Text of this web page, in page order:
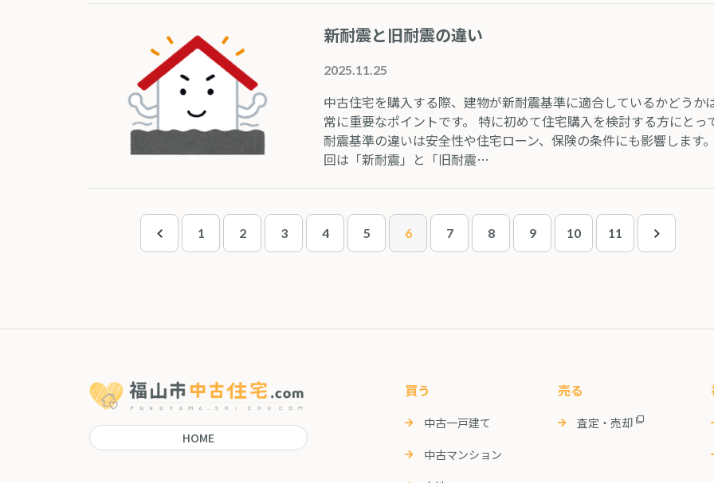
新耐震と旧耐震の違い
2025.11.25
中古住宅を購入する際、建物が新耐震基準に適合しているかどうか
常に重要なポイントです。 特に初めて住宅購入を検討する方にとって
耐震基準の違いは安全性や住宅ローン、保険の条件にも影響します
回は「新耐震」と「旧耐震…
1 2 3 4 5 6 7 8 9 10 11
HOME
買う
中古一戸建て
中古マンション
売る
査定・売却